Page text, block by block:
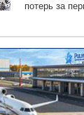
потерь за